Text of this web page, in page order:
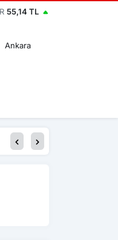
55,14 TL
Ankara